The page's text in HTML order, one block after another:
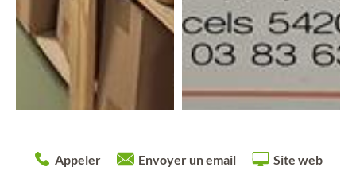
Appeler Envoyer un email Site web